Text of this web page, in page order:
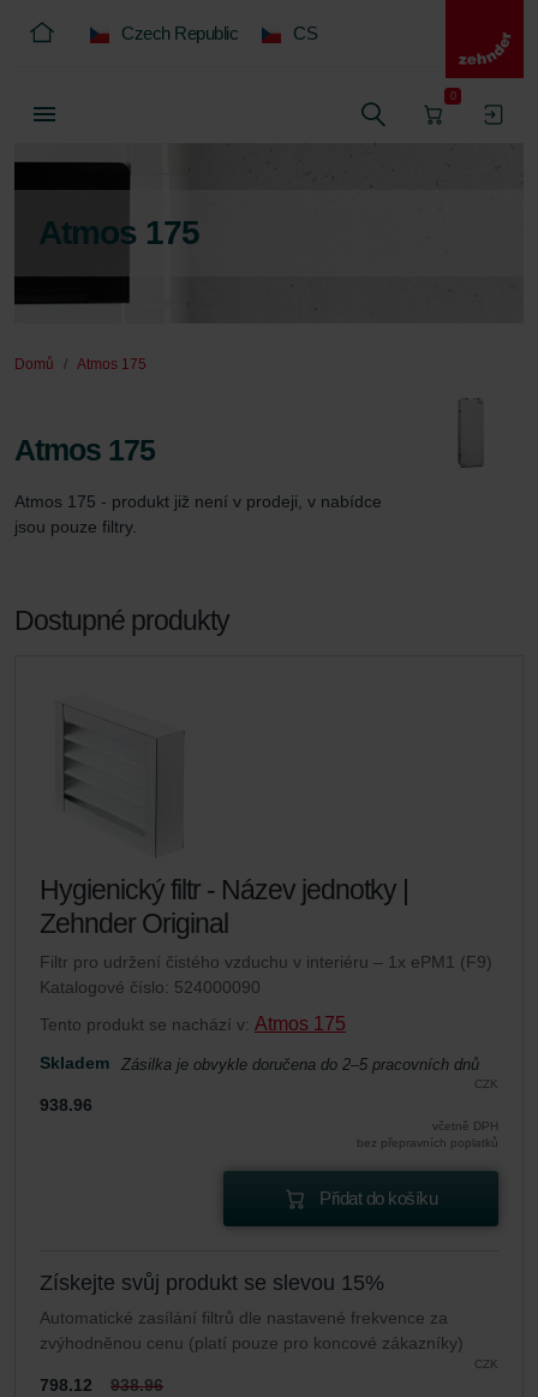
Czech Republic CS
0
Atmos 175
Domů Atmos 175
Atmos 175
Atmos 175 - produkt již není v prodeji, v nabídce
jsou pouze filtry.
Dostupné produkty
Hygienický filtr - Název jednotky |
Zehnder Original
Filtr pro udržení čistého vzduchu v interiéru – 1x ePM1 (F9)
Katalogové číslo: 524000090
Tento produkt se nachází v: Atmos 175
Skladem Zásilka je obvykle doručena do 2–5 pracovních dnů
CZK
938.96
včetně DPH
bez přepravních poplatků
Přidat do košíku
Získejte svůj produkt se slevou 15%
Automatické zasílání filtrů dle nastavené frekvence za
zvýhodněnou cenu (platí pouze pro koncové zákazníky)
CZK
798.12 938.96